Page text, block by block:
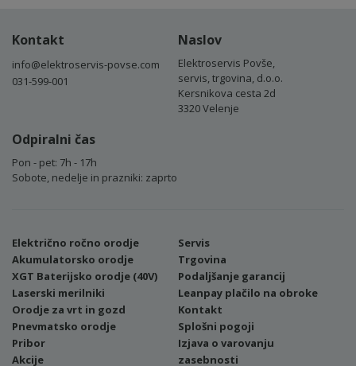
Kontakt
info@elektroservis-povse.com
031-599-001
Naslov
Elektroservis Povše,
servis, trgovina, d.o.o.
Kersnikova cesta 2d
3320 Velenje
Odpiralni čas
Pon - pet: 7h - 17h
Sobote, nedelje in prazniki: zaprto
Električno ročno orodje
Akumulatorsko orodje
XGT Baterijsko orodje (40V)
Laserski merilniki
Orodje za vrt in gozd
Pnevmatsko orodje
Pribor
Akcije
Servis
Trgovina
Podaljšanje garancij
Leanpay plačilo na obroke
Kontakt
Splošni pogoji
Izjava o varovanju
zasebnosti